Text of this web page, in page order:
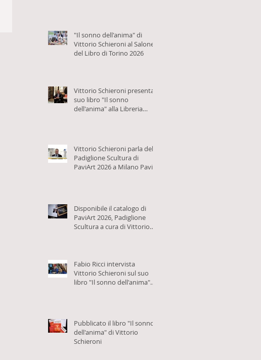
"Il sonno dell'anima" di
Vittorio Schieroni al Salone
del Libro di Torino 2026
Vittorio Schieroni presenta il
suo libro "Il sonno
dell'anima" alla Libreria
Vittorio Schieroni parla del
Padiglione Scultura di
PaviArt 2026 a Milano Pavia
Disponibile il catalogo di
PaviArt 2026, Padiglione
Scultura a cura di Vittorio
Fabio Ricci intervista
Vittorio Schieroni sul suo
libro "Il sonno dell'anima"
Pubblicato il libro "Il sonno
dell'anima" di Vittorio
Schieroni